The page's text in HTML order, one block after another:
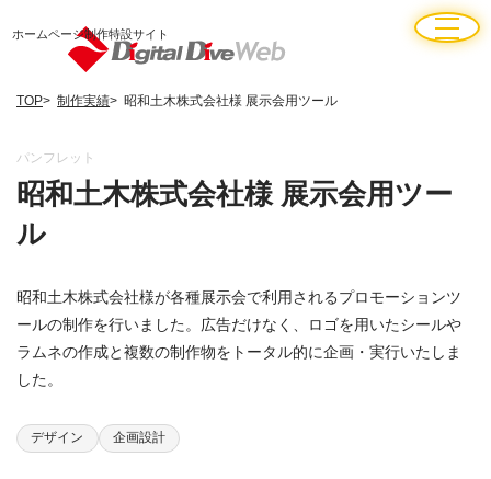
ホームページ制作特設サイト
TOP 制作実績 昭和土木株式会社様 展示会用ツール
パンフレット
昭和土木株式会社様 展示会用ツー
ル
昭和土木株式会社様が各種展示会で利用されるプロモーションツ
ールの制作を行いました。広告だけなく、ロゴを用いたシールや
ラムネの作成と複数の制作物をトータル的に企画・実行いたしま
した。
デザイン 企画設計